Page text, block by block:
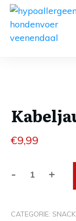
€9,99
-Kabeljauwsticks
+
CATEGORIE: